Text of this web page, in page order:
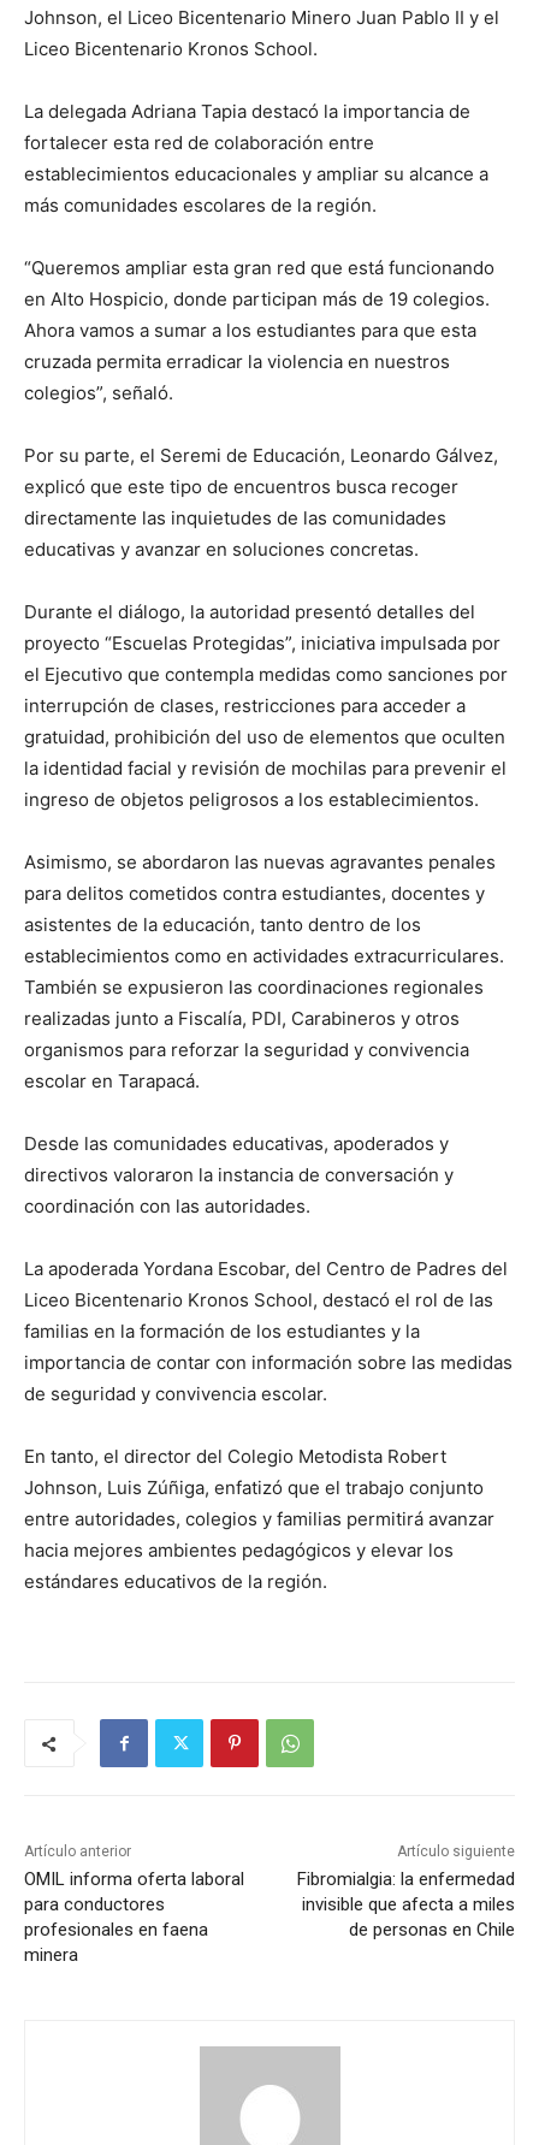
Johnson, el Liceo Bicentenario Minero Juan Pablo II y el
Liceo Bicentenario Kronos School.
La delegada Adriana Tapia destacó la importancia de
fortalecer esta red de colaboración entre
establecimientos educacionales y ampliar su alcance a
más comunidades escolares de la región.
“Queremos ampliar esta gran red que está funcionando
en Alto Hospicio, donde participan más de 19 colegios.
Ahora vamos a sumar a los estudiantes para que esta
cruzada permita erradicar la violencia en nuestros
colegios”, señaló.
Por su parte, el Seremi de Educación, Leonardo Gálvez,
explicó que este tipo de encuentros busca recoger
directamente las inquietudes de las comunidades
educativas y avanzar en soluciones concretas.
Durante el diálogo, la autoridad presentó detalles del
proyecto “Escuelas Protegidas”, iniciativa impulsada por
el Ejecutivo que contempla medidas como sanciones por
interrupción de clases, restricciones para acceder a
gratuidad, prohibición del uso de elementos que oculten
la identidad facial y revisión de mochilas para prevenir el
ingreso de objetos peligrosos a los establecimientos.
Asimismo, se abordaron las nuevas agravantes penales
para delitos cometidos contra estudiantes, docentes y
asistentes de la educación, tanto dentro de los
establecimientos como en actividades extracurriculares.
También se expusieron las coordinaciones regionales
realizadas junto a Fiscalía, PDI, Carabineros y otros
organismos para reforzar la seguridad y convivencia
escolar en Tarapacá.
Desde las comunidades educativas, apoderados y
directivos valoraron la instancia de conversación y
coordinación con las autoridades.
La apoderada Yordana Escobar, del Centro de Padres del
Liceo Bicentenario Kronos School, destacó el rol de las
familias en la formación de los estudiantes y la
importancia de contar con información sobre las medidas
de seguridad y convivencia escolar.
En tanto, el director del Colegio Metodista Robert
Johnson, Luis Zúñiga, enfatizó que el trabajo conjunto
entre autoridades, colegios y familias permitirá avanzar
hacia mejores ambientes pedagógicos y elevar los
estándares educativos de la región.
Artículo anterior
OMIL informa oferta laboral
para conductores
profesionales en faena
minera
Artículo siguiente
Fibromialgia: la enfermedad
invisible que afecta a miles
de personas en Chile